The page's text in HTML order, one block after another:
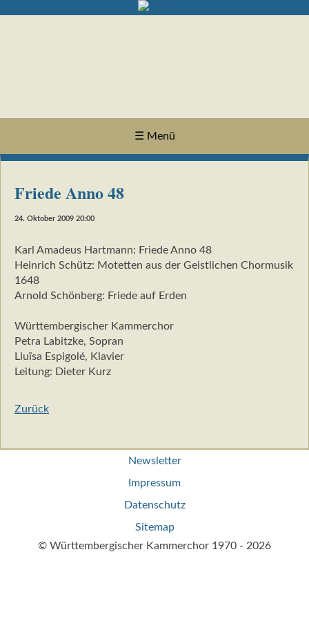
☰ Menü
Friede Anno 48
24. Oktober 2009 20:00
Karl Amadeus Hartmann: Friede Anno 48
Heinrich Schütz: Motetten aus der Geistlichen Chormusik
1648
Arnold Schönberg: Friede auf Erden
Württembergischer Kammerchor
Petra Labitzke, Sopran
Lluïsa Espigolé, Klavier
Leitung: Dieter Kurz
Zurück
Newsletter
Impressum
Datenschutz
Sitemap
© Württembergischer Kammerchor 1970 - 2026